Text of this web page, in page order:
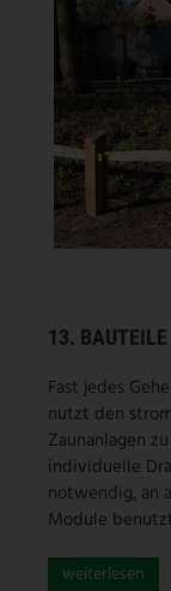
13. BAUTEILE
Fast jedes
nutzt den
Zaunanlagen
individuelle
notwendig, an
Module
weiterlesen